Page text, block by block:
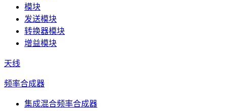
模块
发送模块
转换器模块
增益模块
天线
频率合成器
集成混合频率合成器